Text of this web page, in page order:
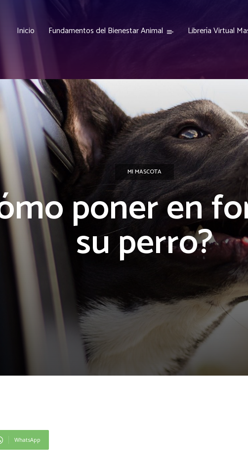
Inicio Fundamentos del Bienestar Animal Librería Virtual
MI MASCOTA
poner en
su perro?
WhatsApp